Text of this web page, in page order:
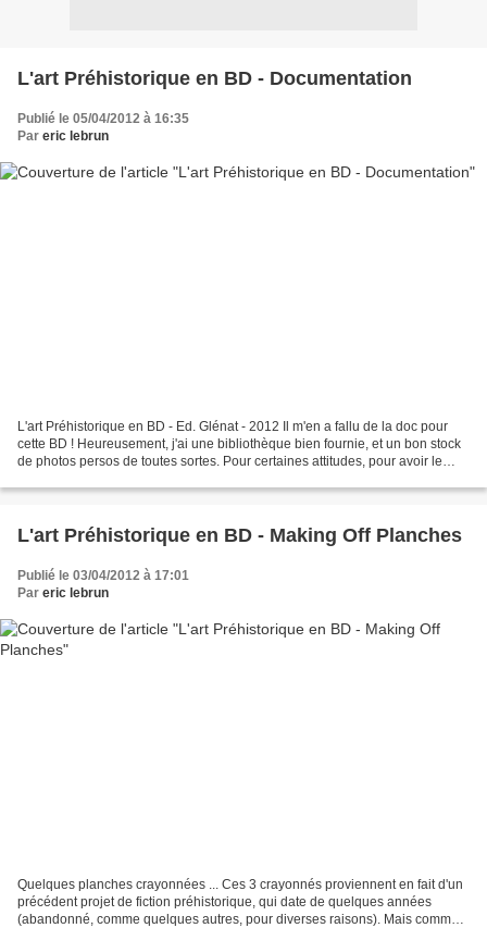
L'art Préhistorique en BD - Documentation
Publié le 05/04/2012 à 16:35
Par eric lebrun
L'art Préhistorique en BD - Ed. Glénat - 2012 Il m'en a fallu de la doc pour
cette BD ! Heureusement, j'ai une bibliothèque bien fournie, et un bon stock
de photos persos de toutes sortes. Pour certaines attitudes, pour avoir le
L'art Préhistorique en BD - Making Off Planches
Publié le 03/04/2012 à 17:01
Par eric lebrun
Quelques planches crayonnées ... Ces 3 crayonnés proviennent en fait d'un
précédent projet de fiction préhistorique, qui date de quelques années
(abandonné, comme quelques autres, pour diverses raisons). Mais comme